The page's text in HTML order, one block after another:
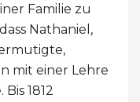
Familie zu
Nathaniel,
mit einer Lehre
1812